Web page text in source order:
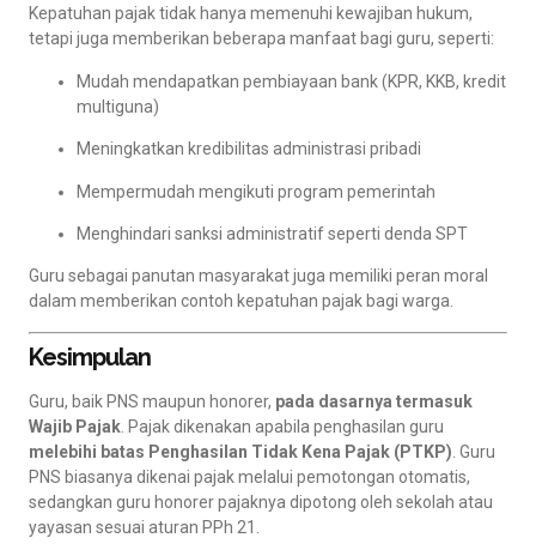
Kepatuhan pajak tidak hanya memenuhi kewajiban hukum,
tetapi juga memberikan beberapa manfaat bagi guru, seperti:
Mudah mendapatkan pembiayaan bank (KPR, KKB, kredit
multiguna)
Meningkatkan kredibilitas administrasi pribadi
Mempermudah mengikuti program pemerintah
Menghindari sanksi administratif seperti denda SPT
Guru sebagai panutan masyarakat juga memiliki peran moral
dalam memberikan contoh kepatuhan pajak bagi warga.
Kesimpulan
Guru, baik PNS maupun honorer, pada dasarnya termasuk
Wajib Pajak . Pajak dikenakan apabila penghasilan guru
melebihi batas Penghasilan Tidak Kena Pajak (PTKP) . Guru
PNS biasanya dikenai pajak melalui pemotongan otomatis,
sedangkan guru honorer pajaknya dipotong oleh sekolah atau
yayasan sesuai aturan PPh 21.